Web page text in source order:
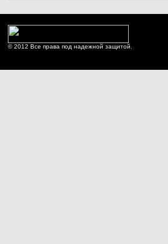
© 2012 Все права под надежной защитой.